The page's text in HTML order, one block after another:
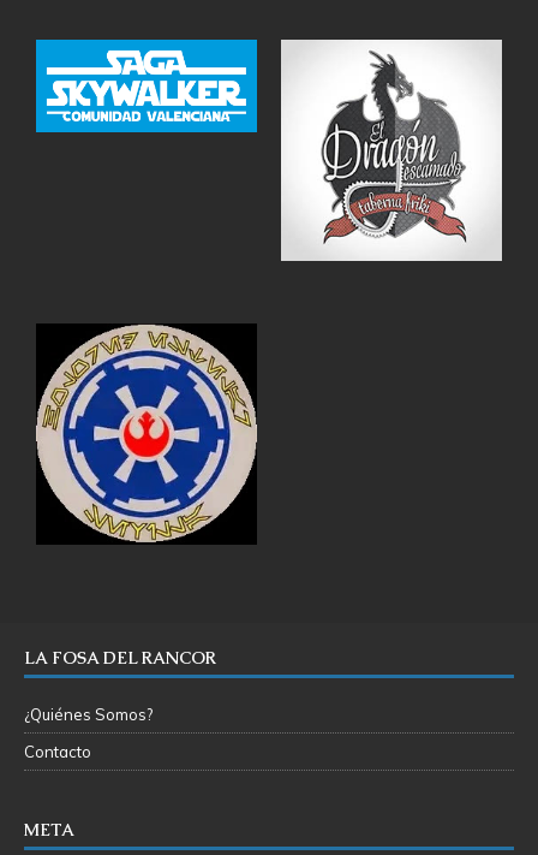
LA FOSA DEL RANCOR
¿Quiénes Somos?
Contacto
META